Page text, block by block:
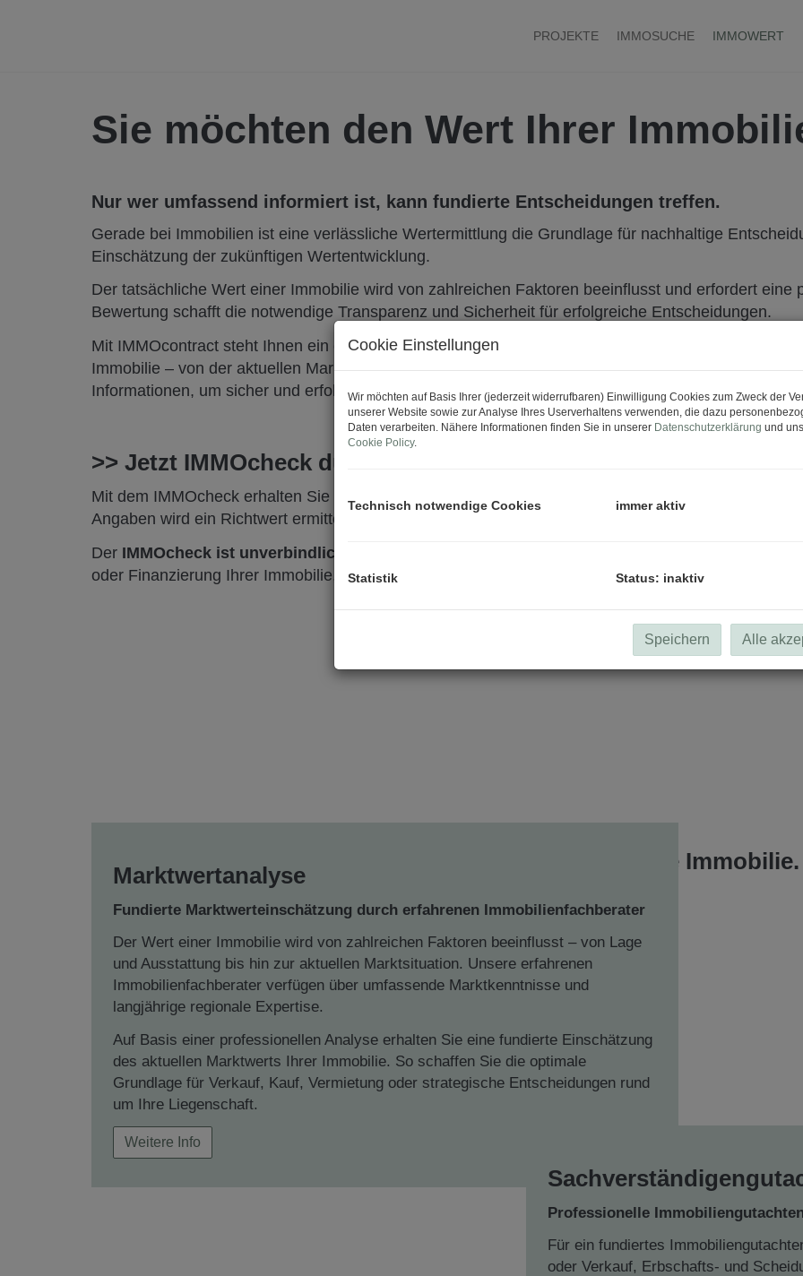
PROJEKTE IMMOSUCHE IMMOWERT
Sie möchten den Wert Ihrer
Nur wer umfassend informiert ist, kann fundierte Entscheidungen treffen.
Gerade bei Immobilien ist eine verlässliche Wertermittlung die Grundlage für nachhaltige
Einschätzung der zukünftigen Wertentwicklung.
Der tatsächliche Wert einer Immobilie wird von zahlreichen Faktoren beeinflusst und erfordert eine
Bewertung schafft die notwendige Transparenz und Sicherheit für erfolgreiche Entscheidungen.
Mit IMMOcontract steht Ihnen ein erfahrener Partner zur Seite. Wir bieten Ihnen
Immobilie – von der aktuellen Marktwerteinschätzung bis hin zu fundierten Wertprognosen. So
Informationen, um sicher und erfolgreich zu handeln.
>> Jetzt IMMOcheck durchführen
Mit dem IMMOcheck erhalten Sie schnell und unkompliziert eine erste Einschätzung des aktuellen
Angaben wird ein Richtwert ermittelt, der Ihnen eine erste Orientierung über den Marktwert Ihrer
Der IMMOcheck ist unverbindlich, kostenlos und der ideale Ausgangspunkt für
oder Finanzierung Ihrer Immobilie, sowie für eine weiterführende Analyse und persönliche Beratung.
Wählen Sie die passende Bewertungsleistung für Ihre Immobilie.
Marktwertanalyse
Fundierte Marktwerteinschätzung durch erfahrenen Immobilienfachberater
Der Wert einer Immobilie wird von zahlreichen Faktoren beeinflusst – von Lage
und Ausstattung bis hin zur aktuellen Marktsituation. Unsere erfahrenen
Immobilienfachberater verfügen über umfassende Marktkenntnisse und
langjährige regionale Expertise.
Auf Basis einer professionellen Analyse erhalten Sie eine fundierte Einschätzung
des aktuellen Marktwerts Ihrer Immobilie. So schaffen Sie die optimale
Grundlage für Verkauf, Kauf, Vermietung oder strategische Entscheidungen rund
um Ihre Liegenschaft.
Weitere Info
Professionelle
Für ein fundiertes
oder Verkauf, Erbschafts- und
Cookie Einstellungen
Wir möchten auf Basis Ihrer (jederzeit widerrufbaren) Einwilligung Cookies zum Zweck der
unserer Website sowie zur Analyse Ihres Userverhaltens verwenden, die dazu
Daten verarbeiten. Nähere Informationen finden Sie in unserer Datenschutzerklärung und
Cookie Policy.
Technisch notwendige Cookies immer aktiv
Statistik Status: inaktiv
Speichern Alle